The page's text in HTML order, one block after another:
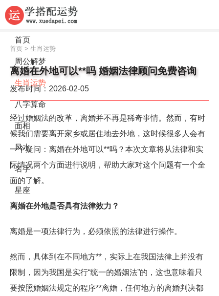
首页
周公解梦
生肖运势
八字算命
面相
风水
名字
星座
首页 > 生肖运势
离婚在外地可以**吗 婚姻法律顾问免费咨询
发布时间：2026-02-05
经过婚姻法的改革，离婚并不再是稀奇事情。然而，有时
候我们需要离开家乡或居住地去外地，这时候很多人会有
一个疑问：离婚在外地可以**吗？本次文章将从法律和实
际情况两个方面进行说明，帮助大家对这个问题有一个全
面的了解。
离婚在外地是否具有法律效力？
离婚是一项法律行为，必须依照的法律进行操作。
然而，具体到在不同地方**，实际上在我国法律上并没有
限制，因为我国是实行“统一的婚姻法”的，这也意味着只
要按照婚姻法规定的程序**离婚，任何地方的离婚判决都